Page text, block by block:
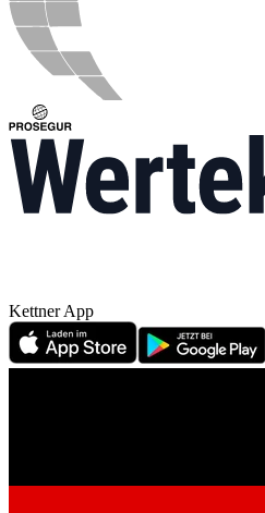
Kettner App